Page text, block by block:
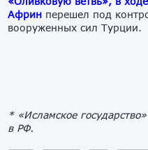
Африн перешел под
вооруженных сил Турции.
* «Исламское
в РФ.